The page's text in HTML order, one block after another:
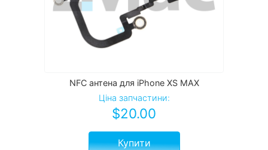
NFC антена для iPhone XS MAX
Ціна запчастини:
$20.00
Купити